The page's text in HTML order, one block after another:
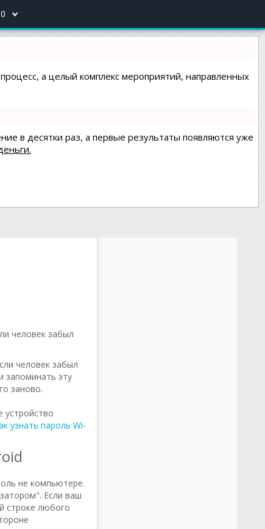
а целый комплекс мероприятий, направленных
в десятки раз, а первые результаты появляются уже
человек забыл
человек забыл
запоминать эту
заново.
узнать пароль Wi-
не компьютере.
Если ваш
строке любого